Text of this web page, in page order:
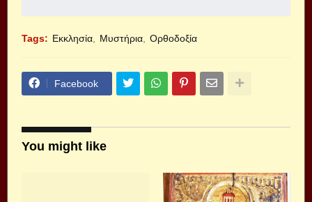
Tags: Εκκλησία Μυστήρια Ορθοδοξία
Facebook
You might like